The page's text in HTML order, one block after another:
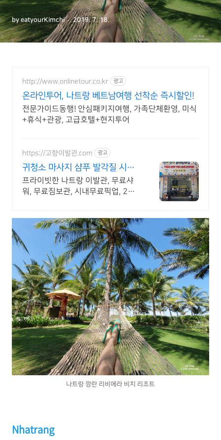
게 시설만 이용👍
by eatyourKimchi 2019. 7. 18.
http://www.onlinetour.co.kr 광고
온라인투어, 나트랑 베트남여행 선착순 즉시할인!
전문가이드동행! 안심패키지여행, 가족단체환영, 미식
+휴식+관광, 고급호텔+현지투어
https://고향이발관.com 광고
귀청소 마사지 샴푸 발각질 시원
하고 만족도 높은 이발관
프라이빗한 나트랑 이발관, 무료샤
워, 무료짐보관, 시내무료픽업, 2인
일가게 접근성 좋습니다.
나트랑 깜란 리비에라 비치 리조트
Nhatrang